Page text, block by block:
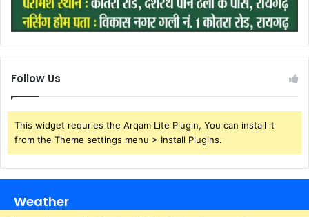
Follow Us
This widget requries the Arqam Lite Plugin, You can install it
from the Theme settings menu > Install Plugins.
Weather